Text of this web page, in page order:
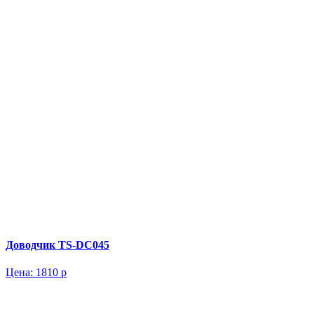
Доводчик TS-DC045
Цена: 1810 р